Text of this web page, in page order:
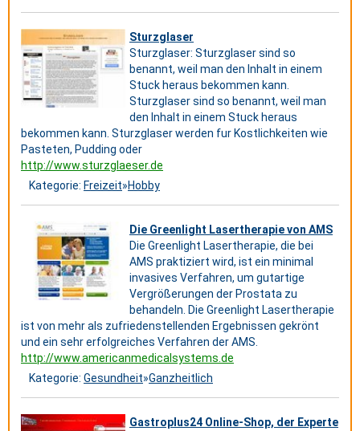
Sturzglaser
Sturzglaser: Sturzglaser sind so
benannt, weil man den Inhalt in einem
Stuck heraus bekommen kann.
Sturzglaser sind so benannt, weil man
den Inhalt in einem Stuck heraus
bekommen kann. Sturzglaser werden fur Kostlichkeiten wie
Pasteten, Pudding oder
http://www.sturzglaeser.de
Kategorie: Freizeit»Hobby
Die Greenlight Lasertherapie von AMS
Die Greenlight Lasertherapie, die bei
AMS praktiziert wird, ist ein minimal
invasives Verfahren, um gutartige
Vergrößerungen der Prostata zu
behandeln. Die Greenlight Lasertherapie
ist von mehr als zufriedenstellenden Ergebnissen gekrönt
und ein sehr erfolgreiches Verfahren der AMS.
http://www.americanmedicalsystems.de
Kategorie: Gesundheit»Ganzheitlich
Gastroplus24 Online-Shop, der Experte